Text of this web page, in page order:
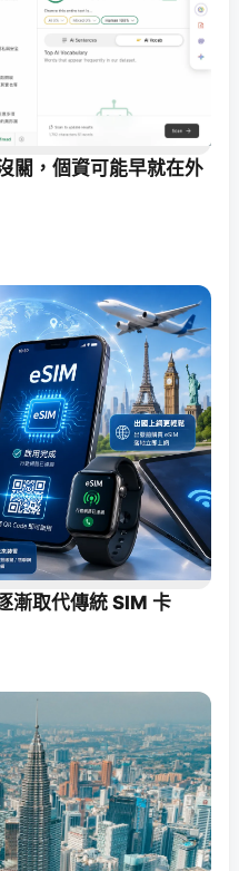
關，個資可能早就在外
漸取代傳統 SIM 卡